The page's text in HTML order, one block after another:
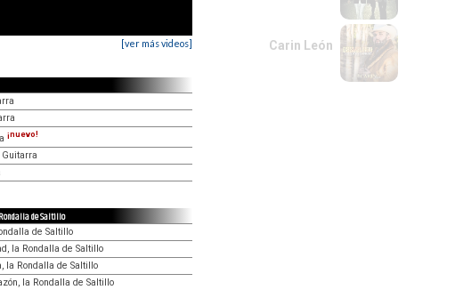
[ver más videos]
¡nuevo!
de Saltillo
de Saltillo
la Rondalla de Saltillo
la Rondalla de Saltillo
la Rondalla de Saltillo
Carin León